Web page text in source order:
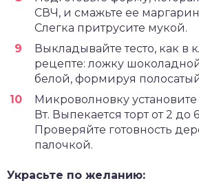
СВЧ, и смажьте ее
Слегка притрусите мукой.
Выкладывайте тесто, как в
рецепте: ложку
белой, формируя
Микроволновку
Вт. Выпекается торт от 2 до
Проверяйте готовность
палочкой.
Украсьте по желанию: